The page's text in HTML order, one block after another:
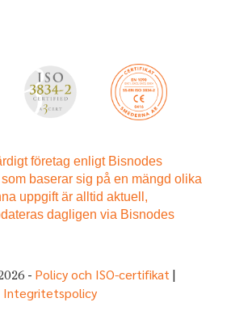
- Policy och ISO-certifikat
Integritetspolicy